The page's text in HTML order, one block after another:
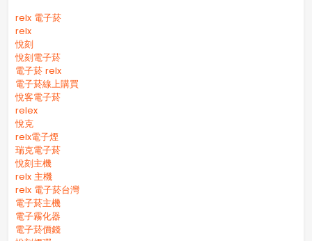
relx 電子菸
relx
悅刻
悅刻電子菸
電子菸 relx
電子菸線上購買
悅客電子菸
relex
悅克
relx電子煙
瑞克電子菸
悅刻主機
relx 主機
relx 電子菸台灣
電子菸主機
電子霧化器
電子菸價錢